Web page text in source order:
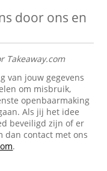
door ons en
Takeaway.com
van jouw gegevens
om misbruik,
openbaarmaking
Als jij het idee
beveiligd zijn of er
dan contact met ons
.